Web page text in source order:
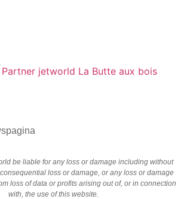
be liable for any loss or damage including without
loss or damage, or any loss or damage
loss of data or profits arising out of, or in connection
with, the use of this website.